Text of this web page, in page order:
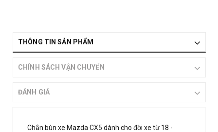
THÔNG TIN SẢN PHẨM
CHÍNH SÁCH VẬN CHUYỂN
ĐÁNH GIÁ
Chắn bùn xe Mazda CX5 dành cho đời xe từ 18 -